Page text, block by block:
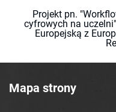
Projekt pn.
cyfrowych na
Europejską z
Mapa strony